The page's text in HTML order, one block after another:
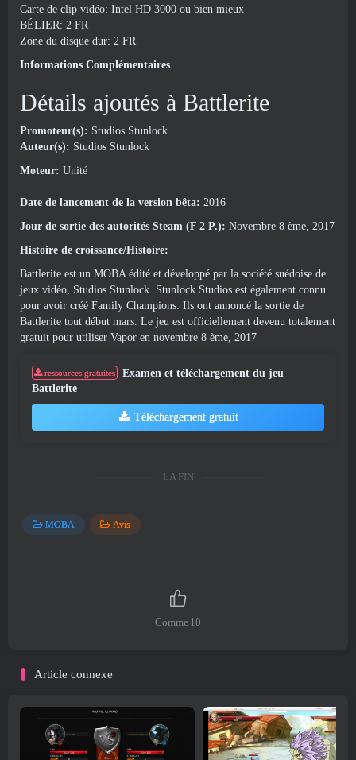
Carte de clip vidéo: Intel HD 3000 ou bien mieux
BÉLIER: 2 FR
Zone du disque dur: 2 FR
Informations Complémentaires
Détails ajoutés à Battlerite
Promoteur(s): Studios Stunlock
Auteur(s): Studios Stunlock
Moteur: Unité
Date de lancement de la version bêta: 2016
Jour de sortie des autorités Steam (F 2 P.): Novembre 8 ème, 2017
Histoire de croissance/Histoire:
Battlerite est un MOBA édité et développé par la société suédoise de
jeux vidéo, Studios Stunlock. Stunlock Studios est également connu
pour avoir créé Family Champions. Ils ont annoncé la sortie de
Battlerite tout début mars. Le jeu est officiellement devenu totalement
gratuit pour utiliser Vapor en novembre 8 ème, 2017
ressources gratuites
Examen et téléchargement du jeu
Battlerite
Téléchargement gratuit
LA FIN
MOBA Avis
Comme 10
Article connexe